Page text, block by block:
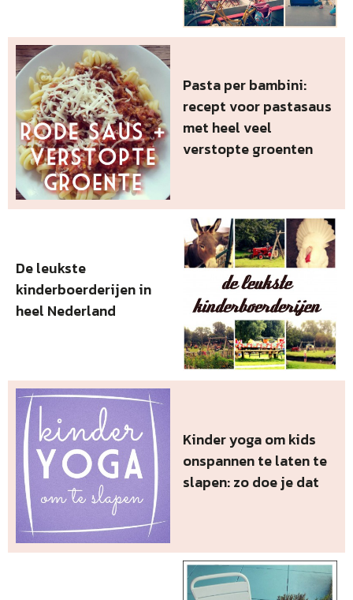
Pasta per bambini:
recept voor pastasaus
met heel veel
verstopte groenten
De leukste
kinderboerderijen in
heel Nederland
Kinder yoga om kids
onspannen te laten te
slapen: zo doe je dat